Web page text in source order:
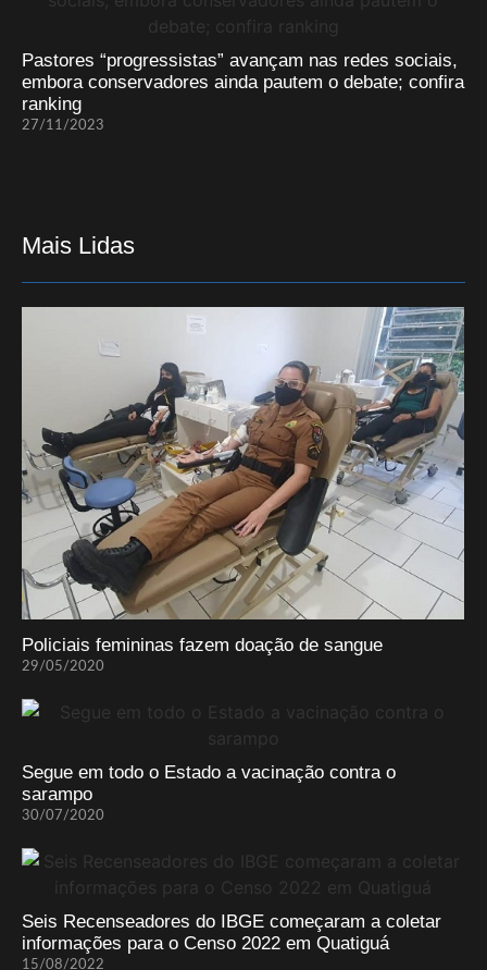
Pastores “progressistas” avançam nas redes sociais,
embora conservadores ainda pautem o debate; confira
ranking
27/11/2023
Mais Lidas
Policiais femininas fazem doação de sangue
29/05/2020
Segue em todo o Estado a vacinação contra o
sarampo
30/07/2020
Seis Recenseadores do IBGE começaram a coletar
informações para o Censo 2022 em Quatiguá
15/08/2022